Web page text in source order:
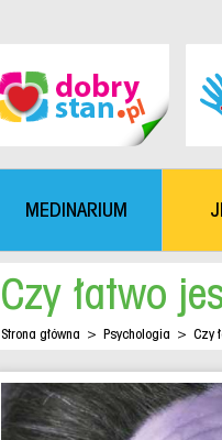
MEDINARIUM
Czy łatwo
Strona główna > Psychologia > Czy